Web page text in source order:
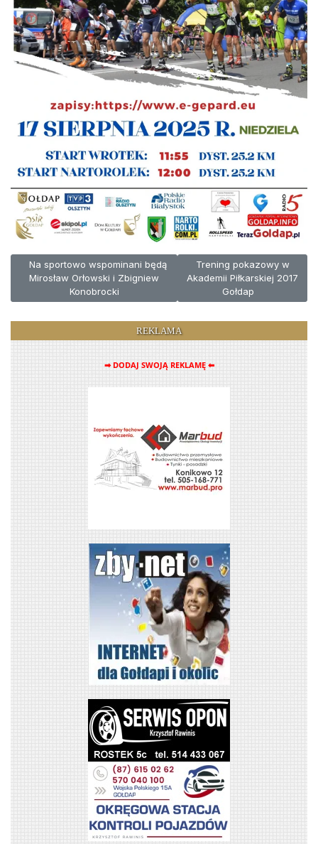
Poprzednia strona: Na sportowo wspominani będą Mirosław
Na sportowo wspominani będą
Mirosław Orłowski i Zbigniew
Konobrocki
Następna strona: Trening
Trening pokazowy w
Akademii Piłkarskiej 2017
Gołdap
REKLAMA
➡ DODAJ SWOJĄ REKLAMĘ ⬅